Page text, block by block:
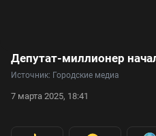
Источник: Городские медиа
7 марта 2025, 18:41